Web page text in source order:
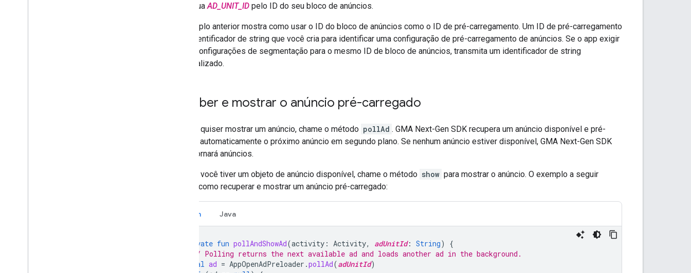
SubstituaAD_UNIT_ID pelo ID do seu bloco de anúncios.
O exemplo anterior mostra como usar o ID do bloco de anúncios como o ID de pré-carregamento. Um ID de pré-carregamento
é um identificador de string que você cria para identificar uma configuração de pré-carregamento de anúncios. Se o app exigir
várias configurações de segmentação para o mesmo ID de bloco de anúncios, transmita um identificador de string
personalizado.
Receber e mostrar o anúncio pré-carregado
Quando quiser mostrar um anúncio, chame o método pollAd . GMA Next-Gen SDK recupera um anúncio disponível e pré-
carrega automaticamente o próximo anúncio em segundo plano. Se nenhum anúncio estiver disponível, GMA Next-Gen SDK
não retornará anúncios.
Quando você tiver um objeto de anúncio disponível, chame o método show para mostrar o anúncio. O exemplo a seguir
mostra como recuperar e mostrar um anúncio pré-carregado:
Kotlin Java
private fun pollAndShowAd(activity : Activity, adUnitId: String)
{
// Polling returns the next available ad and loads another ad in the background.
val ad = AppOpenAdPreloader .pollAd(adUnitId)